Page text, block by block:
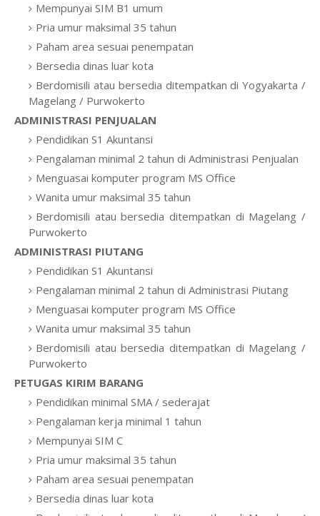
Mempunyai SIM B1 umum
Pria umur maksimal 35 tahun
Paham area sesuai penempatan
Bersedia dinas luar kota
Berdomisili atau bersedia ditempatkan di Yogyakarta /
Magelang / Purwokerto
ADMINISTRASI PENJUALAN
Pendidikan S1 Akuntansi
Pengalaman minimal 2 tahun di Administrasi Penjualan
Menguasai komputer program MS Office
Wanita umur maksimal 35 tahun
Berdomisili atau bersedia ditempatkan di Magelang /
Purwokerto
ADMINISTRASI PIUTANG
Pendidikan S1 Akuntansi
Pengalaman minimal 2 tahun di Administrasi Piutang
Menguasai komputer program MS Office
Wanita umur maksimal 35 tahun
Berdomisili atau bersedia ditempatkan di Magelang /
Purwokerto
PETUGAS KIRIM BARANG
Pendidikan minimal SMA / sederajat
Pengalaman kerja minimal 1 tahun
Mempunyai SIM C
Pria umur maksimal 35 tahun
Paham area sesuai penempatan
Bersedia dinas luar kota